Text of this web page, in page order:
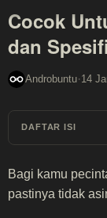
Cocok
dan
Androbuntu·14
DAFTAR ISI
Bagi kamu
pastinya tidak